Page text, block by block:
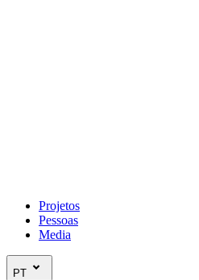
Projetos
Pessoas
Media
PT